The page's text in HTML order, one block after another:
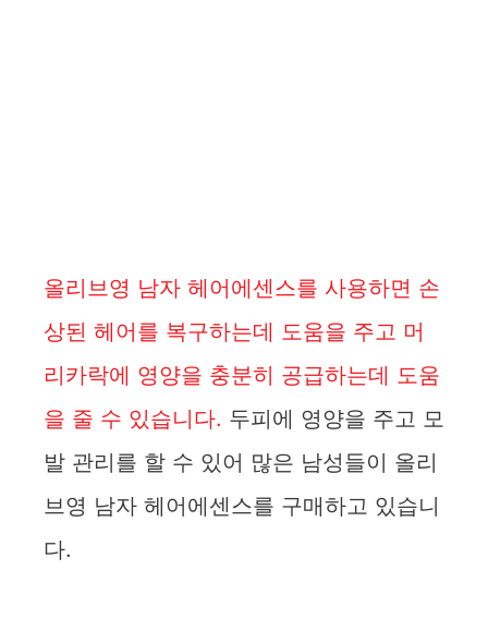
올리브영 남자 헤어에센스를 사용하면 손
상된 헤어를 복구하는데 도움을 주고 머
리카락에 영양을 충분히 공급하는데 도움
을 줄 수 있습니다. 두피에 영양을 주고 모
발 관리를 할 수 있어 많은 남성들이 올리
브영 남자 헤어에센스를 구매하고 있습니
다.